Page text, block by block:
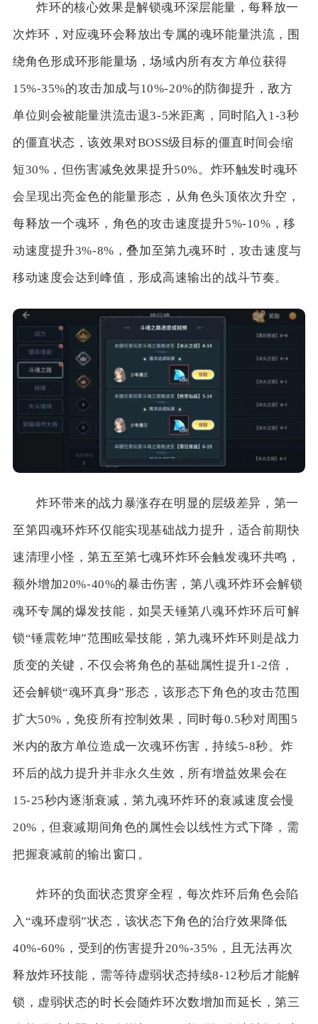
炸环的核心效果是解锁魂环深层能量，每释放一
次炸环，对应魂环会释放出专属的魂环能量洪流，围
绕角色形成环形能量场，场域内所有友方单位获得
15%-35%的攻击加成与10%-20%的防御提升，敌方
单位则会被能量洪流击退3-5米距离，同时陷入1-3秒
的僵直状态，该效果对BOSS级目标的僵直时间会缩
短30%，但伤害减免效果提升50%。炸环触发时魂环
会呈现出亮金色的能量形态，从角色头顶依次升空，
每释放一个魂环，角色的攻击速度提升5%-10%，移
动速度提升3%-8%，叠加至第九魂环时，攻击速度与
移动速度会达到峰值，形成高速输出的战斗节奏。
炸环带来的战力暴涨存在明显的层级差异，第一
至第四魂环炸环仅能实现基础战力提升，适合前期快
速清理小怪，第五至第七魂环炸环会触发魂环共鸣，
额外增加20%-40%的暴击伤害，第八魂环炸环会解锁
魂环专属的爆发技能，如昊天锤第八魂环炸环后可解
锁“锤震乾坤”范围眩晕技能，第九魂环炸环则是战力
质变的关键，不仅会将角色的基础属性提升1-2倍，
还会解锁“魂环真身”形态，该形态下角色的攻击范围
扩大50%，免疫所有控制效果，同时每0.5秒对周围5
米内的敌方单位造成一次魂环伤害，持续5-8秒。炸
环后的战力提升并非永久生效，所有增益效果会在
15-25秒内逐渐衰减，第九魂环炸环的衰减速度会慢
20%，但衰减期间角色的属性会以线性方式下降，需
把握衰减前的输出窗口。
炸环的负面状态贯穿全程，每次炸环后角色会陷
入“魂环虚弱”状态，该状态下角色的治疗效果降低
40%-60%，受到的伤害提升20%-35%，且无法再次
释放炸环技能，需等待虚弱状态持续8-12秒后才能解
锁，虚弱状态的时长会随炸环次数增加而延长，第三